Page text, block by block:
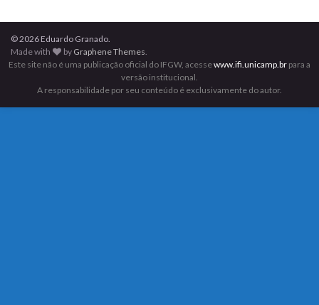
© 2026 Eduardo Granado.
Made with
by Graphene Themes
Este site não é uma publicação oficial do IFGW, acessewww.ifi.unicamp.br para a
versão institucional.
A responsabilidade por seu conteúdo é exclusivamente do autor.